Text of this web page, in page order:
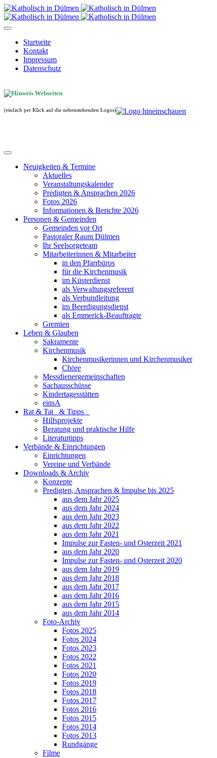
Startseite
Kontakt
Impressum
Datenschutz
(einfach per Klick auf die nebenstehenden Logos)
Neuigkeiten & Termine
Aktuelles
Veranstaltungskalender
Predigten & Ansprachen 2026
Fotos 2026
Informationen & Berichte 2026
Personen & Gemeinden
Gemeinden vor Ort
Pastoraler Raum Dülmen
Ihr Seelsorgeteam
Mitarbeiterinnen & Mitarbeiter
in den Pfarrbüros
für die Kirchenmusik
im Küsterdienst
als Verwaltungsreferent
als Verbundleitung
im Beerdigungsdienst
als Emmerick-Beauftragte
Gremien
Leben & Glauben
Sakramente
Kirchenmusik
Kirchenmusikerinnen und Kirchenmusiker
Chöre
Messdienergemeinschaften
Sachausschüsse
Kindertagesstätten
einsA
Rat & Tat & Tipps
Hilfsprojekte
Beratung und praktische Hilfe
Literaturtipps
Verbände & Einrichtungen
Einrichtungen
Vereine und Verbände
Downloads & Archiv
Konzepte
Predigten, Ansprachen & Impulse bis 2025
aus dem Jahr 2025
aus dem Jahr 2024
aus dem Jahr 2023
aus dem Jahr 2022
aus dem Jahr 2021
Impulse zur Fasten- und Osterzeit 2021
aus dem Jahr 2020
Impulse zur Fasten- und Osterzeit 2020
aus dem Jahr 2019
aus dem Jahr 2018
aus dem Jahr 2017
aus dem Jahr 2016
aus dem Jahr 2015
aus dem Jahr 2014
Foto-Archiv
Fotos 2025
Fotos 2024
Fotos 2023
Fotos 2022
Fotos 2021
Fotos 2020
Fotos 2019
Fotos 2018
Fotos 2017
Fotos 2016
Fotos 2015
Fotos 2014
Fotos 2013
Rundgänge
Filme